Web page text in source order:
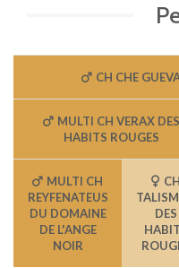
CH CHE
MULTI CH VERAX DES
HABITS ROUGES
MULTI CH
REYFENATEUS
DU DOMAINE
DE L'ANGE
NOIR
CH
DES